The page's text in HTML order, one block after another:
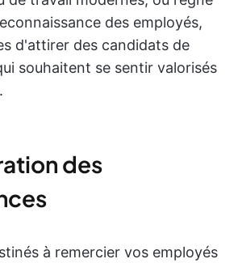
des employés,
d'attirer des candidats de
souhaitent se sentir valorisés
des
à remercier vos employés